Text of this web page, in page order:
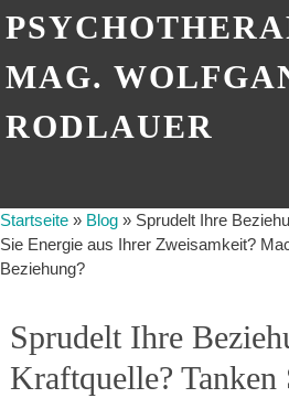
MAG.
RODLAUER
Startseite » Blog » Sprudelt Ihre
Sie Energie aus Ihrer Zweisamkeit?
Beziehung?
Sprudelt Ihre
Kraftquelle? Tanken